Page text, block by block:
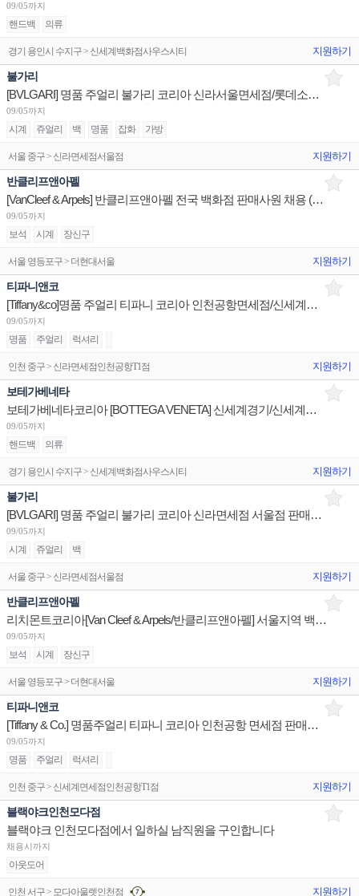
09/05까지
핸드백 의류
경기 용인시 수지구 > 신세계백화점사우스시티 지원하기
불가리
[BVLGARI] 명품 주얼리 불가리 코리아 신라서울면세점/롯데소공면세점/신세계하남 판매사원 채용
09/05까지
시계 쥬얼리 백 명품 잡화 가방
서울 중구 > 신라면세점서울점 지원하기
반클리프앤아펠
[VanCleef & Arpels] 반클리프앤아펠 전국 백화점 판매사원 채용 (리치몬트코리아)
09/05까지
보석 시계 장신구
서울 영등포구 > 더현대서울 지원하기
티파니앤코
[Tiffany&co]명품 주얼리 티파니 코리아 인천공항면세점/신세계광주/신세계하남 판매사원 채용
09/05까지
명품 주얼리 럭셔리
인천 중구 > 신라면세점인천공항T1점 지원하기
보테가베네타
보테가베네타코리아 [BOTTEGA VENETA] 신세계경기/신세계대전 판매사원 채용
09/05까지
핸드백 의류
경기 용인시 수지구 > 신세계백화점사우스시티 지원하기
불가리
[BVLGARI] 명품 주얼리 불가리 코리아 신라면세점 서울점 판매사원 채용
09/05까지
시계 쥬얼리 백
서울 중구 > 신라면세점서울점 지원하기
반클리프앤아펠
리치몬트코리아[Van Cleef & Arpels/반클리프앤아펠] 서울지역 백화점 세일즈 어시스던트 채용
09/05까지
보석 시계 장신구
서울 영등포구 > 더현대서울 지원하기
티파니앤코
[Tiffany & Co.] 명품주얼리 티파니 코리아 인천공항 면세점 판매사원 채용
09/05까지
명품 주얼리 럭셔리
인천 중구 > 신세계면세점인천공항T1점 지원하기
블랙야크인천모다점
블랙야크 인천모다점에서 일하실 남직원을 구인합니다
채용시까지
아웃도어
인천 서구 > 모다아울렛인천점 지원하기